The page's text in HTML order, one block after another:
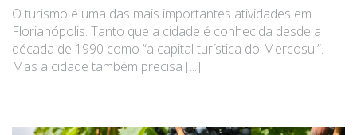
O turismo é uma das mais importantes atividades em
Florianópolis. Tanto que a cidade é conhecida desde a
década de 1990 como “a capital turística do Mercosul”.
Mas a cidade também precisa [...]